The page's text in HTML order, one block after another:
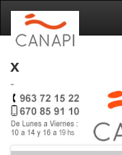
x
-